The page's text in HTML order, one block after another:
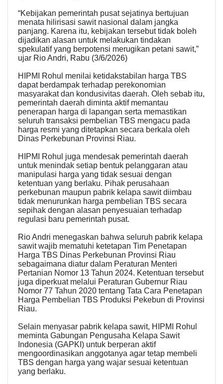
“Kebijakan pemerintah pusat sejatinya bertujuan
menata hilirisasi sawit nasional dalam jangka
panjang. Karena itu, kebijakan tersebut tidak boleh
dijadikan alasan untuk melakukan tindakan
spekulatif yang berpotensi merugikan petani sawit,”
ujar Rio Andri, Rabu (3/6/2026)
HIPMI Rohul menilai ketidakstabilan harga TBS
dapat berdampak terhadap perekonomian
masyarakat dan kondusivitas daerah. Oleh sebab itu,
pemerintah daerah diminta aktif memantau
penerapan harga di lapangan serta memastikan
seluruh transaksi pembelian TBS mengacu pada
harga resmi yang ditetapkan secara berkala oleh
Dinas Perkebunan Provinsi Riau.
HIPMI Rohul juga mendesak pemerintah daerah
untuk menindak setiap bentuk pelanggaran atau
manipulasi harga yang tidak sesuai dengan
ketentuan yang berlaku. Pihak perusahaan
perkebunan maupun pabrik kelapa sawit diimbau
tidak menurunkan harga pembelian TBS secara
sepihak dengan alasan penyesuaian terhadap
regulasi baru pemerintah pusat.
Rio Andri menegaskan bahwa seluruh pabrik kelapa
sawit wajib mematuhi ketetapan Tim Penetapan
Harga TBS Dinas Perkebunan Provinsi Riau
sebagaimana diatur dalam Peraturan Menteri
Pertanian Nomor 13 Tahun 2024. Ketentuan tersebut
juga diperkuat melalui Peraturan Gubernur Riau
Nomor 77 Tahun 2020 tentang Tata Cara Penetapan
Harga Pembelian TBS Produksi Pekebun di Provinsi
Riau.
Selain menyasar pabrik kelapa sawit, HIPMI Rohul
meminta Gabungan Pengusaha Kelapa Sawit
Indonesia (GAPKI) untuk berperan aktif
mengoordinasikan anggotanya agar tetap membeli
TBS dengan harga yang wajar sesuai ketentuan
yang berlaku.